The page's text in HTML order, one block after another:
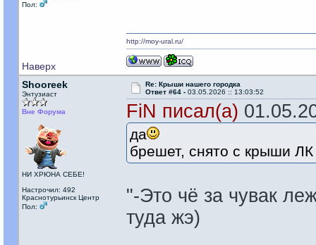
Пол:
Наверх
http://moy-ural.ru/
Shooreek
Энтузиаст
Вне Форума
НИ ХРЮНА СЕБЕ!
Настрочил: 492
Краснотурьинск Центр
Пол:
Re: Крыши нашего городка
Ответ #64 - 03.05.2026 :: 13:03:52
FiN писал(а)
да
брешет, снято с крыши ЛК
"-Это чё за чувак
туда жэ)